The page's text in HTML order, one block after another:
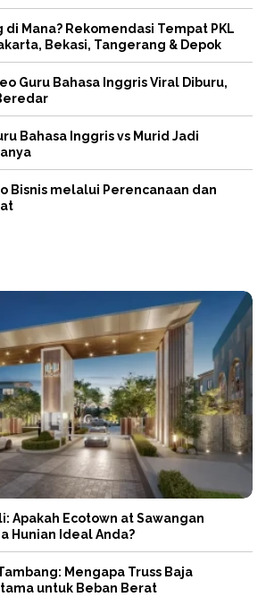
di Mana? Rekomendasi Tempat PKL
Bekasi, Tangerang & Depok
Guru Bahasa Inggris Viral Diburu,
Bahasa Inggris vs Murid Jadi
Bisnis melalui Perencanaan dan
Apakah Ecotown at Sawangan
Hunian Ideal Anda?
Mengapa Truss Baja
untuk Beban Berat